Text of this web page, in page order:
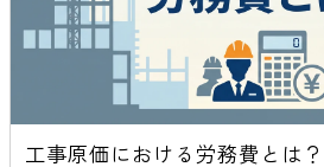
工事原価における労務費とは